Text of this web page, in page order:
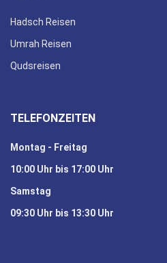
Hadsch Reisen
Umrah Reisen
Qudsreisen
TELEFONZEITEN
Montag - Freitag
10:00 Uhr bis 17:00 Uhr
Samstag
09:30 Uhr bis 13:30 Uhr